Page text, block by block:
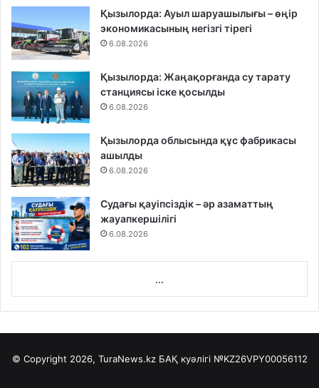
Қызылорда: Ауыл шаруашылығы – өңір
экономикасының негізгі тірегі
6.08.2026
Қызылорда: Жаңақорғанда су тарату
станциясы іске қосылды
6.08.2026
Қызылорда облысында құс фабрикасы
ашылды
6.08.2026
Судағы қауіпсіздік – әр азаматтың
жауапкершілігі
6.08.2026
...
© Copyright 2026, TuraNews.kz БАҚ куәлігі №KZ26VPY00056112